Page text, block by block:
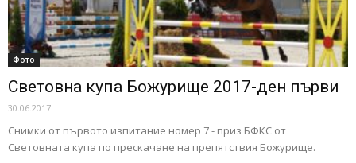
Фото
Световна купа Божурище 2017-ден първи
30.06.2017
Снимки от първото изпитание номер 7 - приз БФКС от
Световната купа по прескачане на препятствия Божурище.